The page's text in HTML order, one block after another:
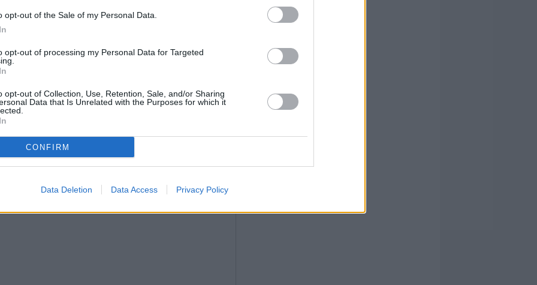
opt-out of the Sale of my Personal Data.
opt-out of processing my Personal Data for Targeted
opt-out of Collection, Use, Retention, Sale, and/or Sharing
Data that Is Unrelated with the Purposes for which it
CONFIRM
Data Deletion Data Access Privacy Policy
pieza y presentar un escrito de acusación
en Barcelona, tal y como confirman fuentes
la pena mínima para el principal delito por el que
de cárcel. El hombre siempre ha defendido su
asegura que lo que le pasó a su hijo fueron dos